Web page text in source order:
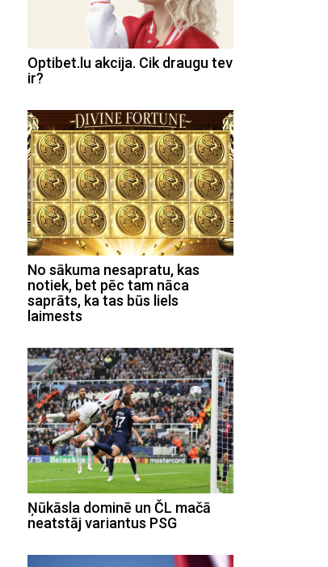
Optibet.lu akcija. Cik draugu tev
ir?
No sākuma nesapratu, kas
notiek, bet pēc tam nāca
saprāts, ka tas būs liels
laimests
Ņūkāsla dominē un ČL mačā
neatstāj variantus PSG